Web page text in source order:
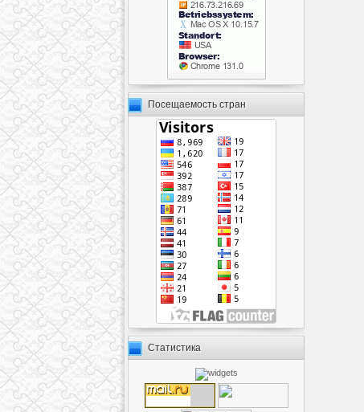
Посещаемость стран
Статистика